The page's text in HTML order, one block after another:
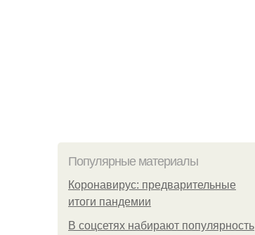
Популярные материалы
Коронавирус: предварительные
итоги пандемии
В соцсетях набирают популярность